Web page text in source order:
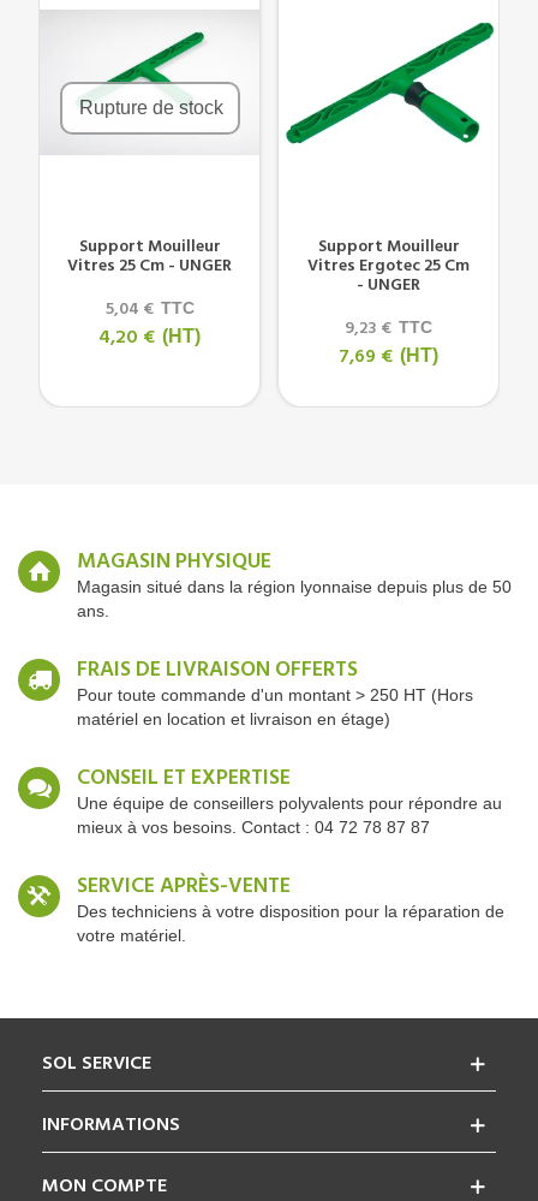
Rupture de stock
Support Mouilleur
Vitres 25 Cm - UNGER
5,04 € TTC
4,20 € (HT)
Support Mouilleur
Vitres Ergotec 25 Cm
- UNGER
9,23 € TTC
7,69 € (HT)
MAGASIN PHYSIQUE
Magasin situé dans la région lyonnaise depuis plus de 50
ans.
FRAIS DE LIVRAISON OFFERTS
Pour toute commande d'un montant > 250 HT (Hors
matériel en location et livraison en étage)
CONSEIL ET EXPERTISE
Une équipe de conseillers polyvalents pour répondre au
mieux à vos besoins. Contact : 04 72 78 87 87
SERVICE APRÈS-VENTE
Des techniciens à votre disposition pour la réparation de
votre matériel.
INFORMATIONS
MON COMPTE
SOL SERVICE